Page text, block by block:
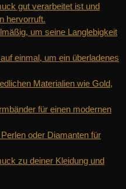
gut verarbeitet ist und
hervorruft.
um seine Langlebigkeit
einmal, um ein überladenes
Materialien wie Gold,
für einen modernen
oder Diamanten für
zu deiner Kleidung und